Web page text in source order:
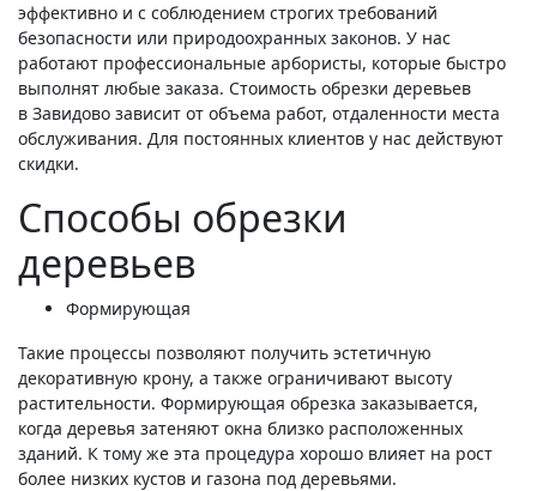
эффективно и с соблюдением строгих требований
безопасности или природоохранных законов. У нас
работают профессиональные арбористы, которые быстро
выполнят любые заказа. Стоимость обрезки деревьев
в Завидово зависит от объема работ, отдаленности места
обслуживания. Для постоянных клиентов у нас действуют
скидки.
Способы обрезки
деревьев
Формирующая
Такие процессы позволяют получить эстетичную
декоративную крону, а также ограничивают высоту
растительности. Формирующая обрезка заказывается,
когда деревья затеняют окна близко расположенных
зданий. К тому же эта процедура хорошо влияет на рост
более низких кустов и газона под деревьями.